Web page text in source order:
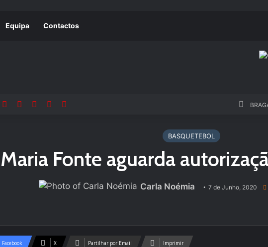
Equipa Contactos
BASQUETEBOL
Maria Fonte aguarda
Carla Noémia 7 de Junho, 2020
Facebook X Partilhar por Email Imprimir